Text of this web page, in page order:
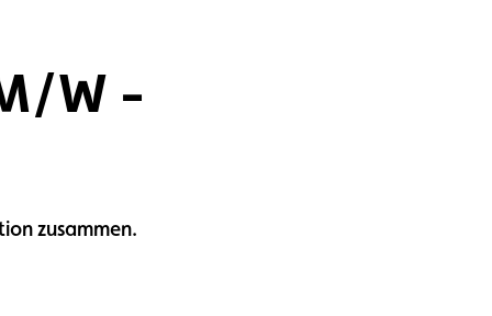
W -
zusammen.